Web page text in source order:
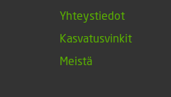
Yhteystiedot
Kasvatusvinkit
Meistä